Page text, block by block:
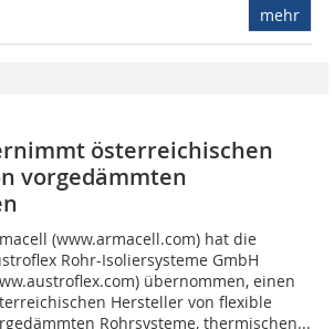
mehr
österreichischen
vorgedämmten
(www.armacell.com) hat die
Rohr-Isoliersysteme GmbH
übernommen, einen
Hersteller von flexible
Rohrsysteme, thermischen...